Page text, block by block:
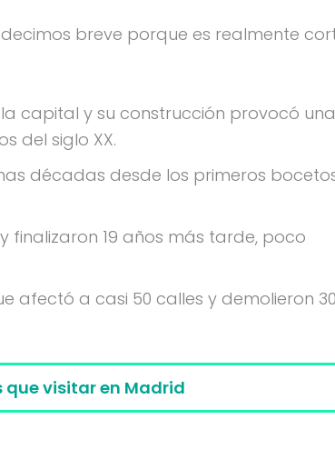
breve porque es realmente
capital y su construcción provocó una
del siglo XX.
décadas desde los primeros
finalizaron 19 años más tarde, poco
afectó a casi 50 calles y demolieron
que visitar en Madrid